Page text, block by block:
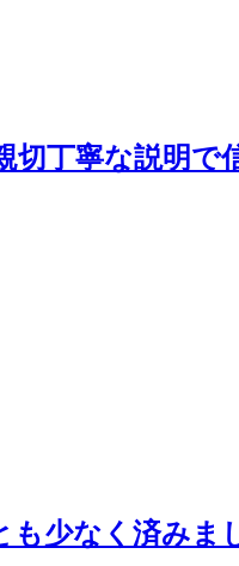
丁寧な説明で
も少なく済みま